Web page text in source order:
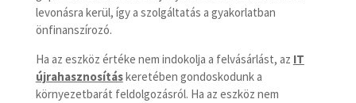
levonásra kerül, így a szolgáltatás a gyakorlatban
önfinanszírozó.
Ha az eszköz értéke nem indokolja a felvásárlást, az IT
újrahasznosításkeretében gondoskodunk a
környezetbarát feldolgozásról. Ha az eszköz nem